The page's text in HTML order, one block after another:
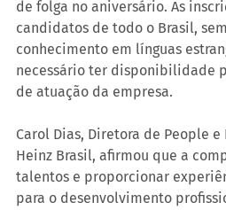
de folga no aniversário. As
candidatos de todo o Brasil,
conhecimento em línguas
necessário ter disponibilidade
de atuação da empresa.
Carol Dias, Diretora de People
Heinz Brasil, afirmou que a
talentos e proporcionar
para o desenvolvimento